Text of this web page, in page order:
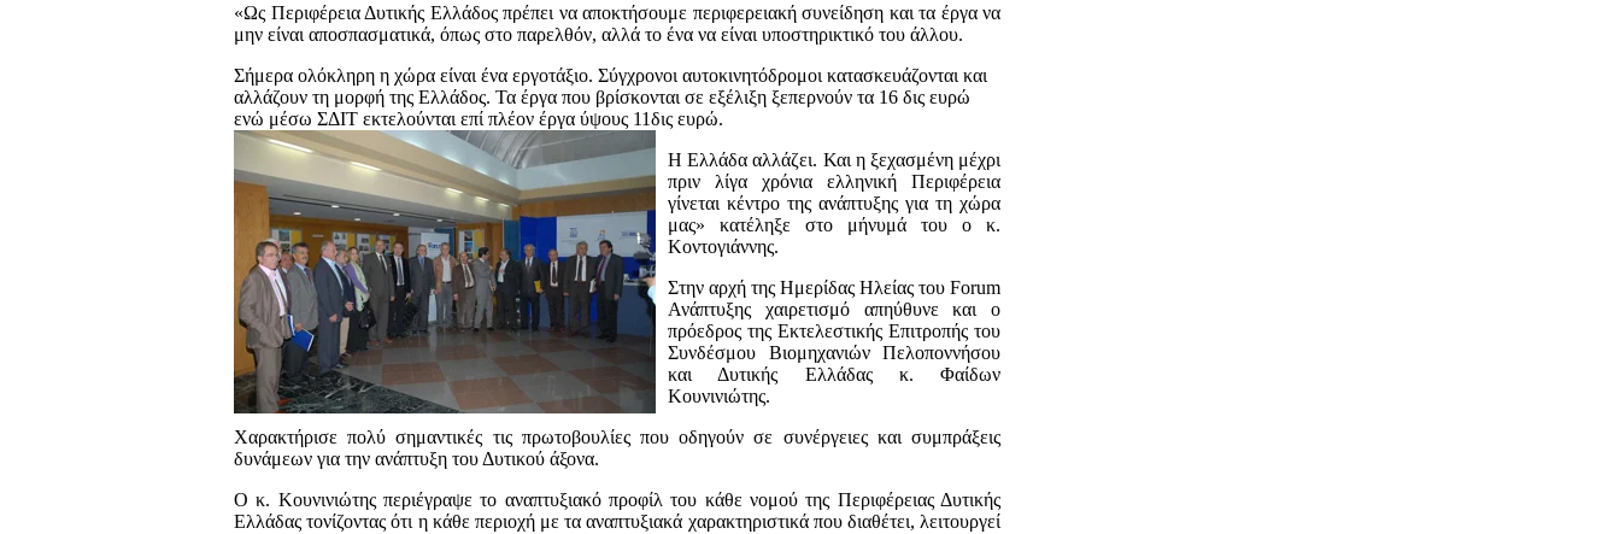
«Ως Περιφέρεια Δυτικής Ελλάδος πρέπει να αποκτήσουμε περιφερειακή συνείδηση και τα έργα να
μην είναι αποσπασματικά, όπως στο παρελθόν, αλλά το ένα να είναι υποστηρικτικό του άλλου.
Σήμερα ολόκληρη η χώρα είναι ένα εργοτάξιο. Σύγχρονοι αυτοκινητόδρομοι κατασκευάζονται και
αλλάζουν τη μορφή της Ελλάδος. Τα έργα που βρίσκονται σε εξέλιξη ξεπερνούν τα 16 δις ευρώ
ενώ μέσω ΣΔΙΤ εκτελούνται επί πλέον έργα ύψους 11δις ευρώ.
Η Ελλάδα αλλάζει. Και η ξεχασμένη μέχρι
πριν λίγα χρόνια ελληνική Περιφέρεια
γίνεται κέντρο της ανάπτυξης για τη χώρα
μας» κατέληξε στο μήνυμά του ο κ.
Κοντογιάννης.
Στην αρχή της Ημερίδας Ηλείας του Forum
Ανάπτυξης χαιρετισμό απηύθυνε και ο
πρόεδρος της Εκτελεστικής Επιτροπής του
Συνδέσμου Βιομηχανιών Πελοποννήσου
και Δυτικής Ελλάδας κ. Φαίδων
Κουνινιώτης.
Χαρακτήρισε πολύ σημαντικές τις πρωτοβουλίες που οδηγούν σε συνέργειες και συμπράξεις
δυνάμεων για την ανάπτυξη του Δυτικού άξονα.
Ο κ. Κουνινιώτης περιέγραψε το αναπτυξιακό προφίλ του κάθε νομού της Περιφέρειας Δυτικής
Ελλάδας τονίζοντας ότι η κάθε περιοχή με τα αναπτυξιακά χαρακτηριστικά που διαθέτει, λειτουργεί